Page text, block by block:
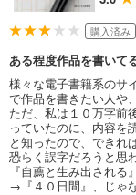
購入済み
ある程度作品を書いて
様々な電子書籍系のサ
で作品を書きたい人や
ただ、私は１０万字前
っていたのに、内容を
と知ったので、できれ
恐らく誤字だろうと思
『自薦と生み出され
→『４０日間』、じゃ